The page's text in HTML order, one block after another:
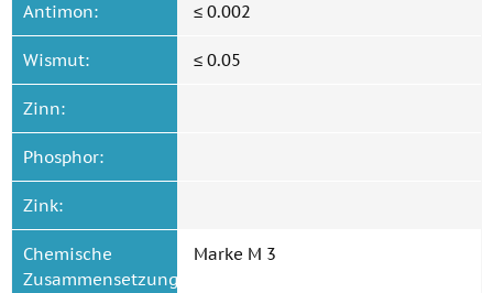
Antimon: ≤ 0.002
Wismut: ≤ 0.05
Zinn:
Phosphor:
Zink:
Chemische
Zusammensetzung
Marke M 3